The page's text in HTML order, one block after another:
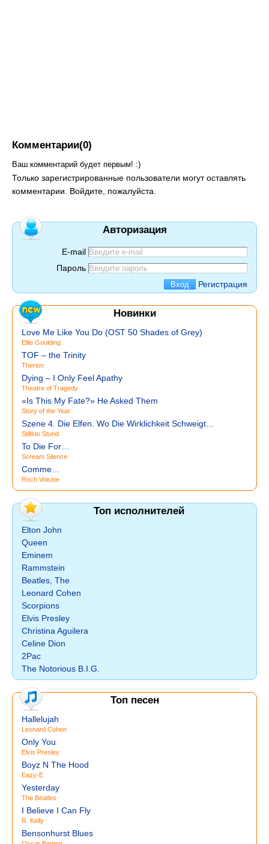
Комментарии(0)
Ваш комментарий будет первым! :)
Только зарегистрированные пользователи могут оставлять
комментарии. Войдите, пожалуйста.
Авторизация
E-mail
Пароль
Регистрация
Новинки
Love Me Like You Do (OST 50 Shades of Grey)
Ellie Goulding
TOF – the Trinity
Therion
Dying – I Only Feel Apathy
Theatre of Tragedy
«Is This My Fate?» He Asked Them
Story of the Year
Szene 4. Die Elfen. Wo Die Wirklichkeit Schweigt…
Stillste Stund
To Die For…
Scream Silence
Comme…
Roch Voisine
Топ исполнителей
Elton John
Queen
Eminem
Rammstein
Beatles, The
Leonard Cohen
Scorpions
Elvis Presley
Christina Aguilera
Celine Dion
2Pac
The Notorious B.I.G.
Топ песен
Hallelujah
Leonard Cohen
Only You
Elvis Presley
Boyz N The Hood
Eazy-E
Yesterday
The Beatles
I Believe I Can Fly
R. Kelly
Bensonhurst Blues